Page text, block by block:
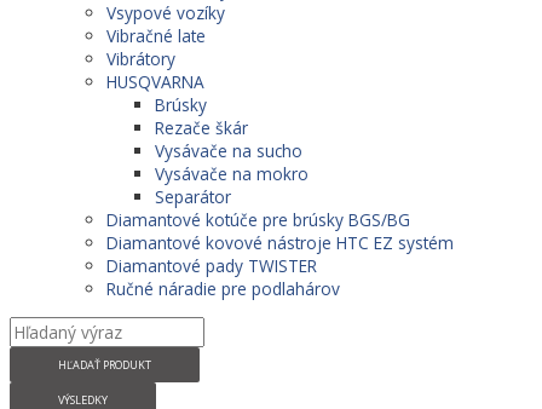
Vsypové vozíky
Vibračné late
Vibrátory
HUSQVARNA
Brúsky
Rezače škár
Vysávače na sucho
Vysávače na mokro
Separátor
Diamantové kotúče pre brúsky BGS/BG
Diamantové kovové nástroje HTC EZ systém
Diamantové pady TWISTER
Ručné náradie pre podlahárov
HĽADAŤ PRODUKT
VÝSLEDKY